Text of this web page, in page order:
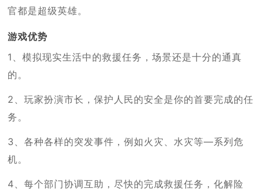
官都是超级英雄。
游戏优势
1、模拟现实生活中的救援任务，场景还是十分的通真
的。
2、玩家扮演市长，保护人民的安全是你的首要完成的任
务。
3、各种各样的突发事件，例如火灾、水灾等—系列危
机。
4、每个部门协调互助，尽快的完成救援任务，化解险